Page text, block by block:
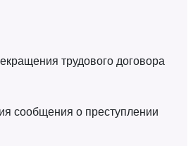
трудового договора
сообщения о преступлении